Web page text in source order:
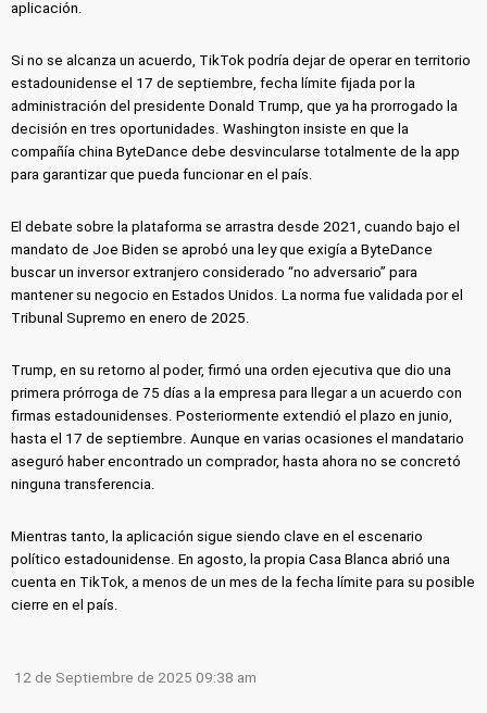
aplicación.
Si no se alcanza un acuerdo, TikTok podría dejar de operar en territorio
estadounidense el 17 de septiembre, fecha límite fijada por la
administración del presidente Donald Trump, que ya ha prorrogado la
decisión en tres oportunidades. Washington insiste en que la
compañía china ByteDance debe desvincularse totalmente de la app
para garantizar que pueda funcionar en el país.
El debate sobre la plataforma se arrastra desde 2021, cuando bajo el
mandato de Joe Biden se aprobó una ley que exigía a ByteDance
buscar un inversor extranjero considerado “no adversario” para
mantener su negocio en Estados Unidos. La norma fue validada por el
Tribunal Supremo en enero de 2025.
Trump, en su retorno al poder, firmó una orden ejecutiva que dio una
primera prórroga de 75 días a la empresa para llegar a un acuerdo con
firmas estadounidenses. Posteriormente extendió el plazo en junio,
hasta el 17 de septiembre. Aunque en varias ocasiones el mandatario
aseguró haber encontrado un comprador, hasta ahora no se concretó
ninguna transferencia.
Mientras tanto, la aplicación sigue siendo clave en el escenario
político estadounidense. En agosto, la propia Casa Blanca abrió una
cuenta en TikTok, a menos de un mes de la fecha límite para su posible
cierre en el país.
12 de Septiembre de 2025 09:38 am